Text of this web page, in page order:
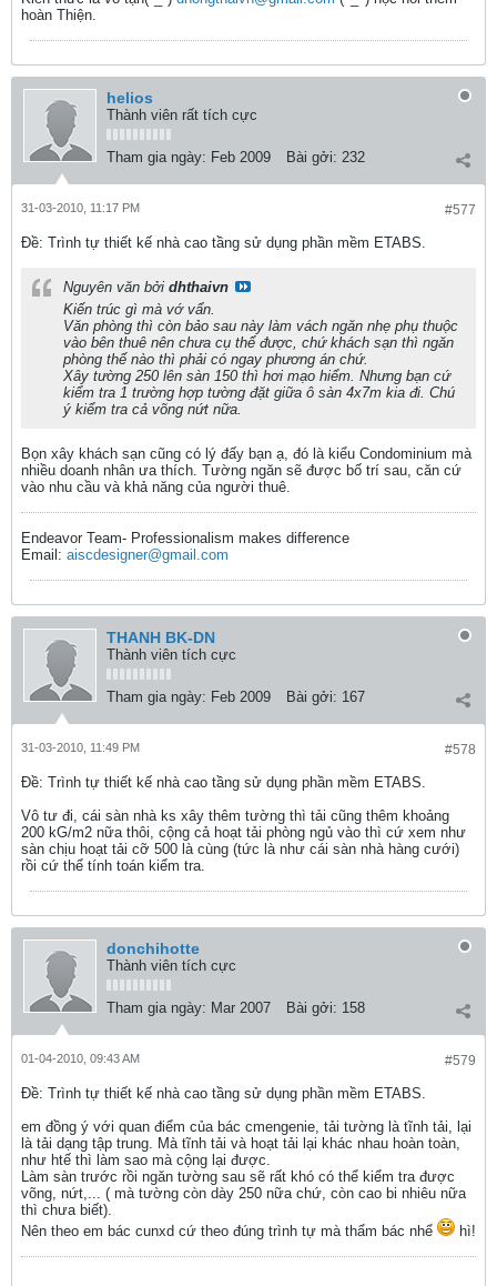
hoàn Thiện.
helios
Thành viên rất tích cực
Tham gia ngày: Feb 2009 Bài gởi: 232
#577
31-03-2010, 11:17 PM
Ðề: Trình tự thiết kế nhà cao tầng sử dụng phần mềm ETABS.
Nguyên văn bởi dhthaivn
Kiến trúc gì mà vớ vẩn.
Văn phòng thì còn bảo sau này làm vách ngăn nhẹ phụ thuộc
vào bên thuê nên chưa cụ thể được, chứ khách sạn thì ngăn
phòng thế nào thì phải có ngay phương án chứ.
Xây tường 250 lên sàn 150 thì hơi mạo hiểm. Nhưng bạn cứ
kiểm tra 1 trường hợp tường đặt giữa ô sàn 4x7m kia đi. Chú
ý kiểm tra cả võng nứt nữa.
Bọn xây khách sạn cũng có lý đấy bạn ạ, đó là kiểu Condominium mà
nhiều doanh nhân ưa thích. Tường ngăn sẽ được bố trí sau, căn cứ
vào nhu cầu và khả năng của người thuê.
Endeavor Team- Professionalism makes difference
Email: aiscdesigner@gmail.com
THANH BK-DN
Thành viên tích cực
Tham gia ngày: Feb 2009 Bài gởi: 167
#578
31-03-2010, 11:49 PM
Ðề: Trình tự thiết kế nhà cao tầng sử dụng phần mềm ETABS.
Vô tư đi, cái sàn nhà ks xây thêm tường thì tải cũng thêm khoảng
200 kG/m2 nữa thôi, cộng cả hoạt tải phòng ngủ vào thì cứ xem như
sàn chịu hoạt tải cỡ 500 là cùng (tức là như cái sàn nhà hàng cưới)
rồi cứ thể tính toán kiểm tra.
donchihotte
Thành viên tích cực
Tham gia ngày: Mar 2007 Bài gởi: 158
#579
01-04-2010, 09:43 AM
Ðề: Trình tự thiết kế nhà cao tầng sử dụng phần mềm ETABS.
em đồng ý với quan điểm của bác cmengenie, tải tường là tĩnh tải, lại
là tải dạng tập trung. Mà tĩnh tải và hoạt tải lại khác nhau hoàn toàn,
như htế thì làm sao mà cộng lại được.
Làm sàn trước rồi ngăn tường sau sẽ rất khó có thể kiểm tra được
võng, nứt,... ( mà tường còn dày 250 nữa chứ, còn cao bi nhiêu nữa
thì chưa biết).
Nên theo em bác cunxd cứ theo đúng trình tự mà thẩm bác nhể
hì!